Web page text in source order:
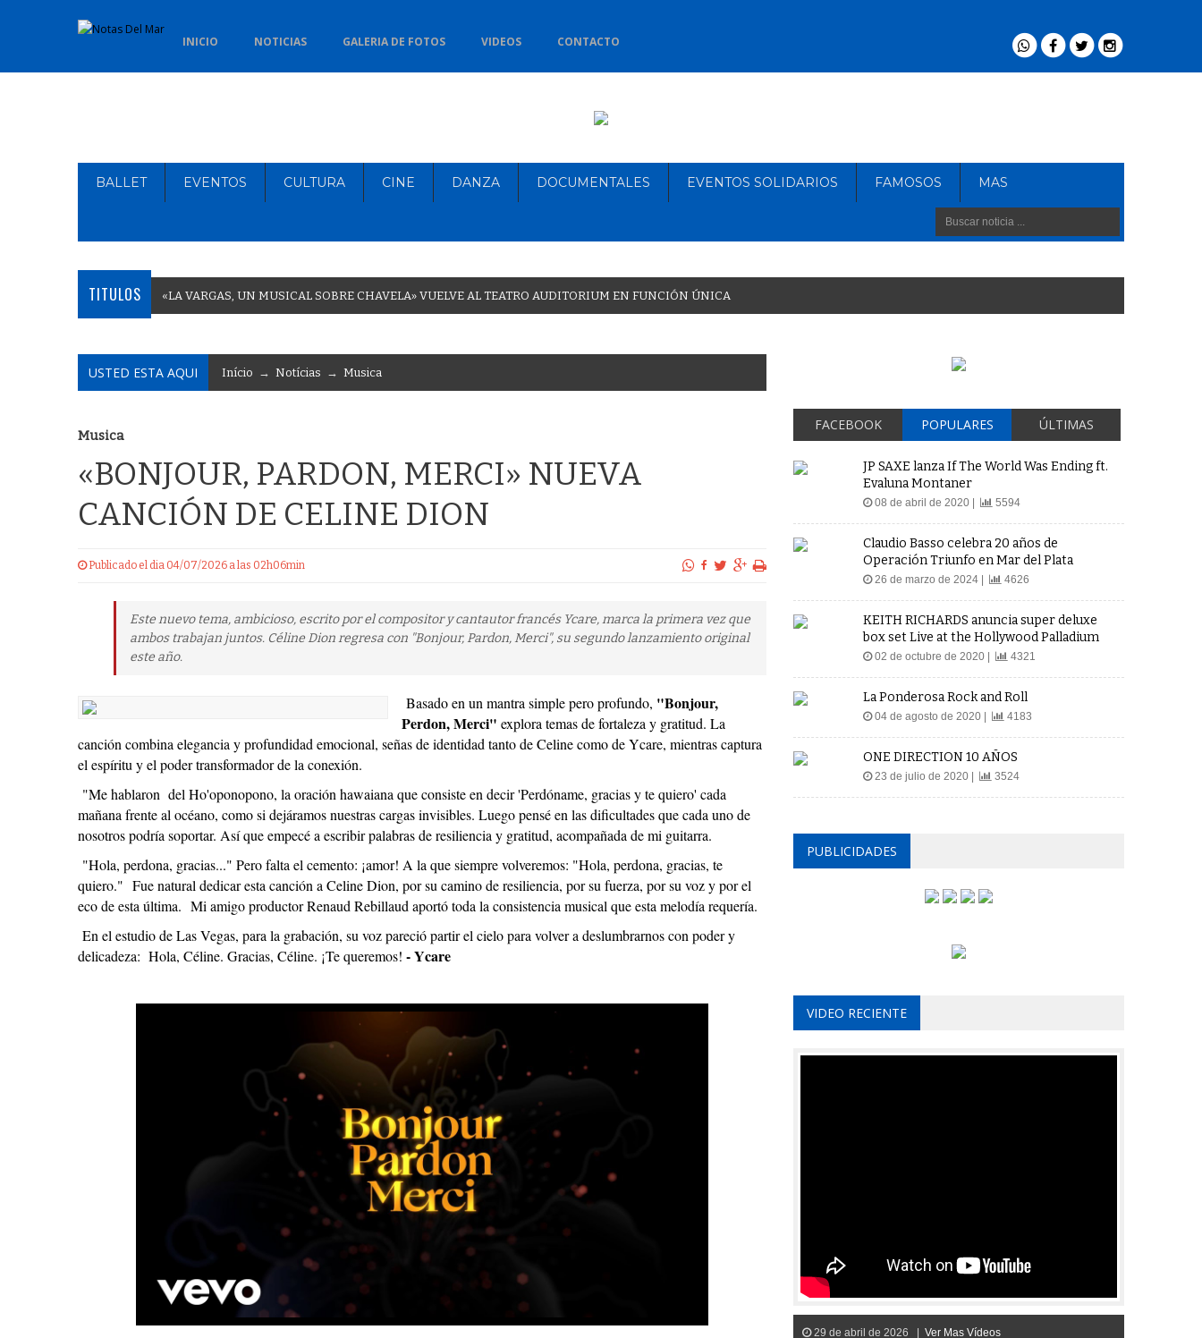
INICIO NOTICIAS GALERIA DE FOTOS VIDEOS CONTACTO
BALLET EVENTOS CULTURA CINE DANZA DOCUMENTALES EVENTOS SOLIDARIOS FAMOSOS MAS
TITULOS «LA VARGAS, UN MUSICAL SOBRE CHAVELA» VUELVE AL TEATRO AUDITORIUM EN FUNCIÓN ÚNICA
USTED ESTA AQUI Início → Notícias → Musica
Musica
«BONJOUR, PARDON, MERCI» NUEVA
CANCIÓN DE CELINE DION
Publicado el dia 04/07/2026 a las 02h06min
Este nuevo tema, ambicioso, escrito por el compositor y cantautor francés Ycare, marca la primera vez que
ambos trabajan juntos. Céline Dion regresa con "Bonjour, Pardon, Merci", su segundo lanzamiento original
este año.
Basado en un mantra simple pero profundo, "Bonjour,
Perdon, Merci" explora temas de fortaleza y gratitud. La
canción combina elegancia y profundidad emocional, señas de identidad tanto de Celine como de Ycare, mientras captura
el espíritu y el poder transformador de la conexión.
"Me hablaron del Ho'oponopono, la oración hawaiana que consiste en decir 'Perdóname, gracias y te quiero' cada
mañana frente al océano, como si dejáramos nuestras cargas invisibles. Luego pensé en las dificultades que cada uno de
nosotros podría soportar. Así que empecé a escribir palabras de resiliencia y gratitud, acompañada de mi guitarra.
"Hola, perdona, gracias..." Pero falta el cemento: ¡amor! A la que siempre volveremos: "Hola, perdona, gracias, te
quiero." Fue natural dedicar esta canción a Celine Dion, por su camino de resiliencia, por su fuerza, por su voz y por el
eco de esta última. Mi amigo productor Renaud Rebillaud aportó toda la consistencia musical que esta melodía requería.
En el estudio de Las Vegas, para la grabación, su voz pareció partir el cielo para volver a deslumbrarnos con poder y
delicadeza: Hola, Céline. Gracias, Céline. ¡Te queremos! - Ycare
FACEBOOK POPULARES ÚLTIMAS
JP SAXE lanza If The World Was Ending ft.
Evaluna Montaner
08 de abril de 2020 | 5594
Claudio Basso celebra 20 años de
Operación Triunfo en Mar del Plata
26 de marzo de 2024 | 4626
KEITH RICHARDS anuncia super deluxe
box set Live at the Hollywood Palladium
02 de octubre de 2020 | 4321
La Ponderosa Rock and Roll
04 de agosto de 2020 | 4183
ONE DIRECTION 10 AÑOS
23 de julio de 2020 | 3524
PUBLICIDADES
VIDEO RECIENTE
29 de abril de 2026 | Ver Mas Vídeos